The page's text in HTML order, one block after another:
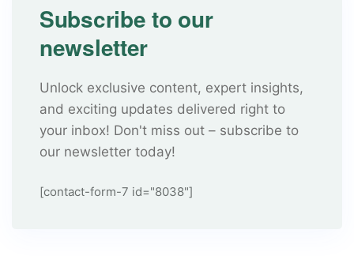
Subscribe to our
newsletter
Unlock exclusive content, expert insights,
and exciting updates delivered right to
your inbox! Don't miss out – subscribe to
our newsletter today!
[contact-form-7 id="8038"]